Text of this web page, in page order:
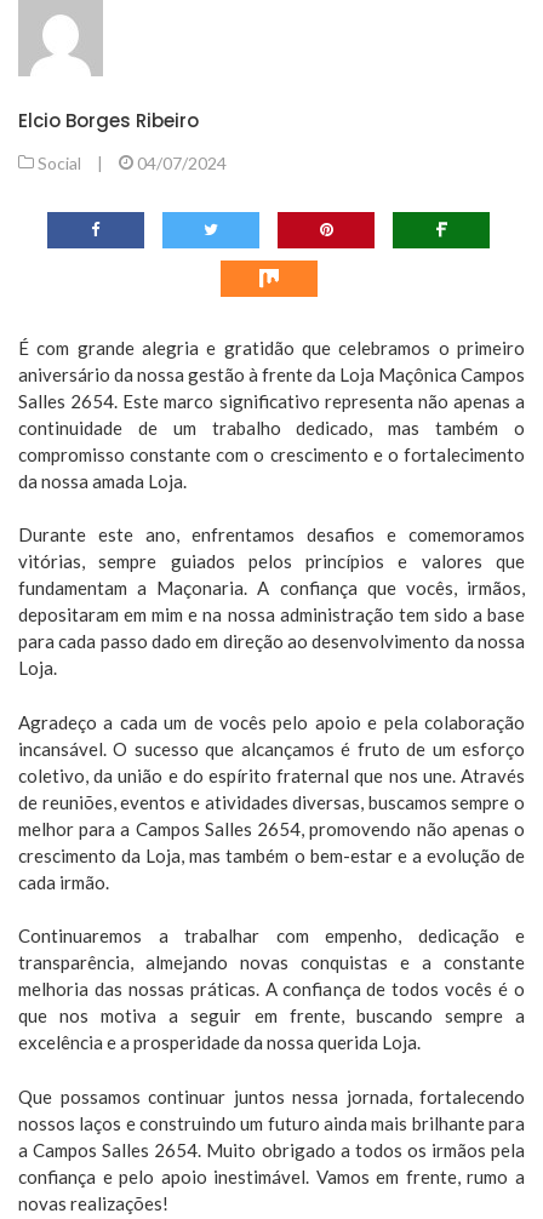
Elcio Borges Ribeiro
Social | 04/07/2024
É com grande alegria e gratidão que celebramos o primeiro
aniversário da nossa gestão à frente da Loja Maçônica Campos
Salles 2654. Este marco significativo representa não apenas a
continuidade de um trabalho dedicado, mas também o
compromisso constante com o crescimento e o fortalecimento
da nossa amada Loja.
Durante este ano, enfrentamos desafios e comemoramos
vitórias, sempre guiados pelos princípios e valores que
fundamentam a Maçonaria. A confiança que vocês, irmãos,
depositaram em mim e na nossa administração tem sido a base
para cada passo dado em direção ao desenvolvimento da nossa
Loja.
Agradeço a cada um de vocês pelo apoio e pela colaboração
incansável. O sucesso que alcançamos é fruto de um esforço
coletivo, da união e do espírito fraternal que nos une. Através
de reuniões, eventos e atividades diversas, buscamos sempre o
melhor para a Campos Salles 2654, promovendo não apenas o
crescimento da Loja, mas também o bem-estar e a evolução de
cada irmão.
Continuaremos a trabalhar com empenho, dedicação e
transparência, almejando novas conquistas e a constante
melhoria das nossas práticas. A confiança de todos vocês é o
que nos motiva a seguir em frente, buscando sempre a
excelência e a prosperidade da nossa querida Loja.
Que possamos continuar juntos nessa jornada, fortalecendo
nossos laços e construindo um futuro ainda mais brilhante para
a Campos Salles 2654. Muito obrigado a todos os irmãos pela
confiança e pelo apoio inestimável. Vamos em frente, rumo a
novas realizações!